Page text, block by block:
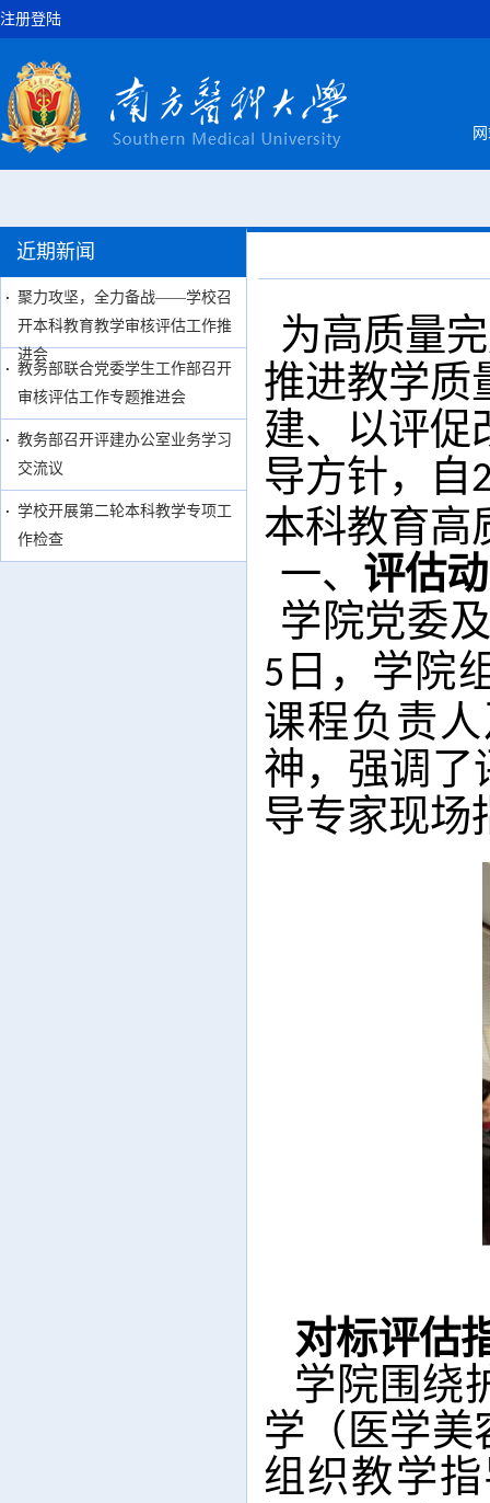
注册登陆
近期新闻
聚力攻坚，全力备战——学校召
开本科教育教学审核评估工作推
进会
教务部联合党委学生工作部召开
审核评估工作专题推进会
教务部召开评建办公室业务学习
交流议
学校开展第二轮本科教学专项工
作检查
为高质量
推进教学质
建、以评促
导方针，自
本科教育高
一、 评估
学院党委
5 日， 学院
课程负责
神，强调了
导专家现场
对标评估
学院围绕
学（医学美
组织教学